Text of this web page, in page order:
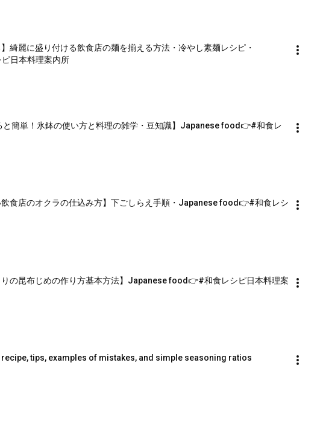
綺麗に盛り付ける飲食店の麺を揃える方法・冷やし素麺レシピ・
日本料理案内所
と簡単！氷鉢の使い方と料理の雑学・豆知識】Japanese food👉#和食レ
飲食店のオクラの仕込み方】下ごしらえ手順・Japanese food👉#和食レシ
の昆布じめの作り方基本方法】Japanese food👉#和食レシピ日本料理案
tips, examples of mistakes, and simple seasoning ratios